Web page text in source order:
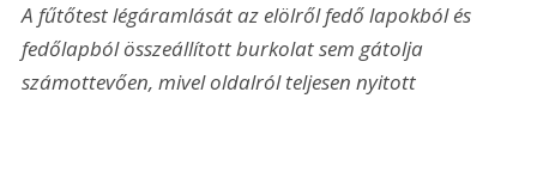
A fűtőtest légáramlását az elölről fedő lapokból és
fedőlapból összeállított burkolat sem gátolja
számottevően, mivel oldalról teljesen nyitott